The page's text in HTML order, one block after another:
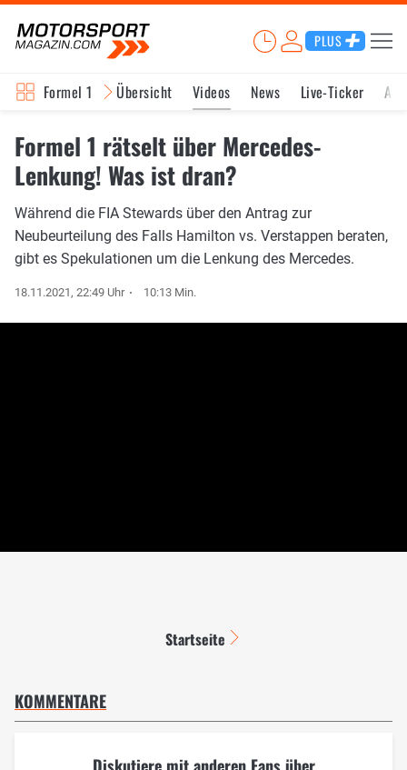
PLUS
Formel 1 Übersicht Videos News Live-Ticker
Formel 1 rätselt über Mercedes-
Lenkung! Was ist dran?
Während die FIA Stewards über den Antrag zur
Neubeurteilung des Falls Hamilton vs. Verstappen beraten,
gibt es Spekulationen um die Lenkung des Mercedes.
18.11.2021, 22:49 Uhr 10:13 Min.
Startseite
KOMMENTARE
Diskutiere mit anderen Fans über